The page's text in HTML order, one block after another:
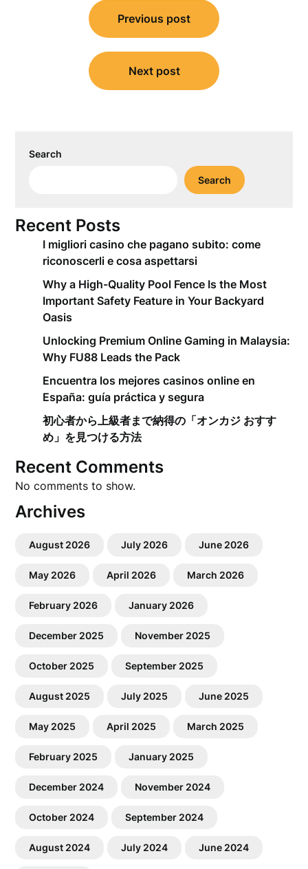
navigation
Previous post
Next post
Search
Search
Recent Posts
I migliori casino che pagano subito: come
riconoscerli e cosa aspettarsi
Why a High-Quality Pool Fence Is the Most
Important Safety Feature in Your Backyard
Oasis
Unlocking Premium Online Gaming in Malaysia:
Why FU88 Leads the Pack
Encuentra los mejores casinos online en
España: guía práctica y segura
初心者から上級者まで納得の「オンカジ おすす
め」を見つける方法
Recent Comments
No comments to show.
Archives
August 2026 July 2026 June 2026
May 2026 April 2026 March 2026
February 2026 January 2026
December 2025 November 2025
October 2025 September 2025
August 2025 July 2025 June 2025
May 2025 April 2025 March 2025
February 2025 January 2025
December 2024 November 2024
October 2024 September 2024
August 2024 July 2024 June 2024